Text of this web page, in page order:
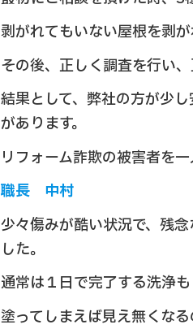
剥がれてもいない屋根を剥
その後、正しく調査を行い
結果として、弊社の方が少
があります。
リフォーム詐欺の被害者を
職長 中村
少々傷みが酷い状況で、残
した。
通常は１日で完了する洗浄
塗ってしまえば見え無くな